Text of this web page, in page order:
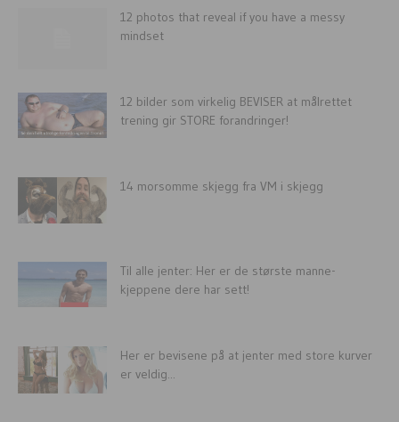
12 photos that reveal if you have a messy
mindset
12 bilder som virkelig BEVISER at målrettet
trening gir STORE forandringer!
14 morsomme skjegg fra VM i skjegg
Til alle jenter: Her er de største manne-
kjeppene dere har sett!
Her er bevisene på at jenter med store kurver
er veldig...